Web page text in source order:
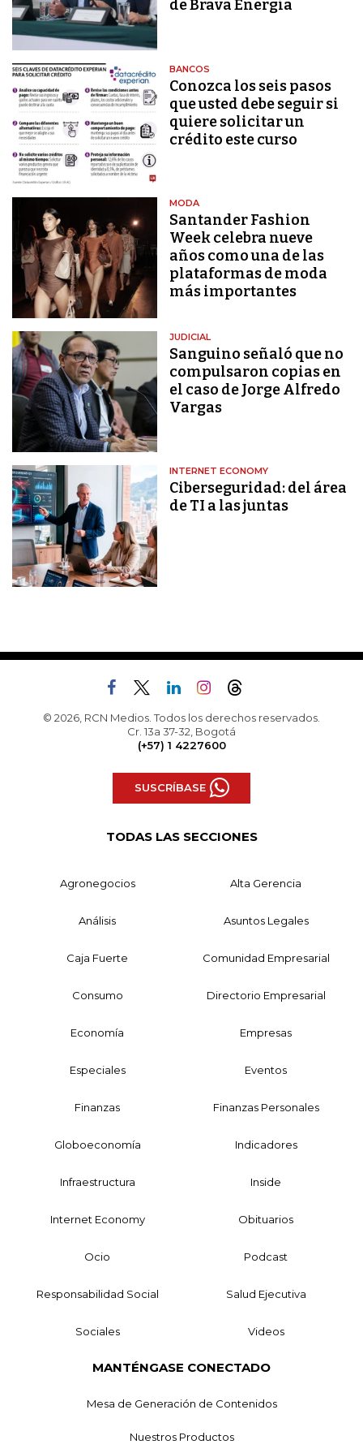
de Brava Energía
BANCOS
Conozca los seis pasos
que usted debe seguir si
quiere solicitar un
crédito este curso
MODA
Santander Fashion
Week celebra nueve
años como una de las
plataformas de moda
más importantes
JUDICIAL
Sanguino señaló que no
compulsaron copias en
el caso de Jorge Alfredo
Vargas
INTERNET ECONOMY
Ciberseguridad: del área
de TI a las juntas
© 2026, RCN Medios. Todos los derechos reservados.
Cr. 13a 37-32, Bogotá
(+57) 1 4227600
SUSCRÍBASE
TODAS LAS SECCIONES
Agronegocios Alta Gerencia
Análisis Asuntos Legales
Caja Fuerte Comunidad Empresarial
Consumo Directorio Empresarial
Economía Empresas
Especiales Eventos
Finanzas Finanzas Personales
Globoeconomía Indicadores
Infraestructura Inside
Internet Economy Obituarios
Ocio Podcast
Responsabilidad Social Salud Ejecutiva
Sociales Videos
MANTÉNGASE CONECTADO
Mesa de Generación de Contenidos
Nuestros Productos